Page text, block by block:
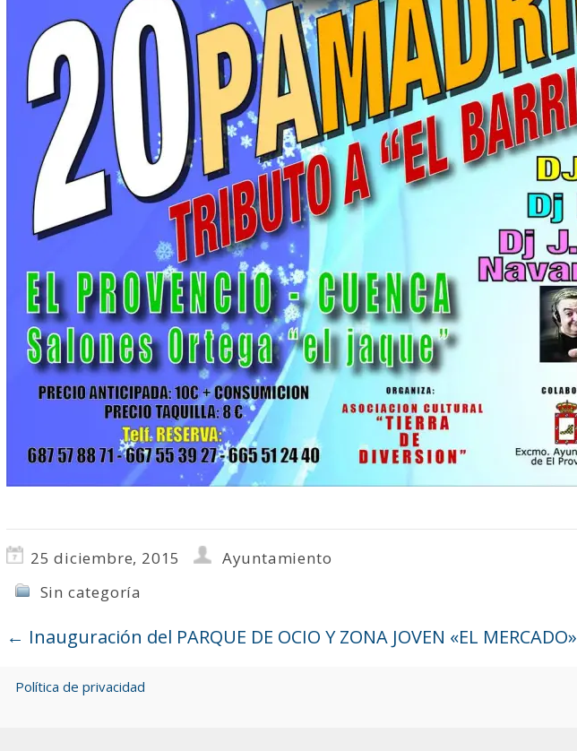
25 diciembre, 2015
Ayuntamiento
Sin categoría
← Inauguración del PARQUE DE OCIO Y ZONA JOVEN «EL MERCADO»
Política de privacidad